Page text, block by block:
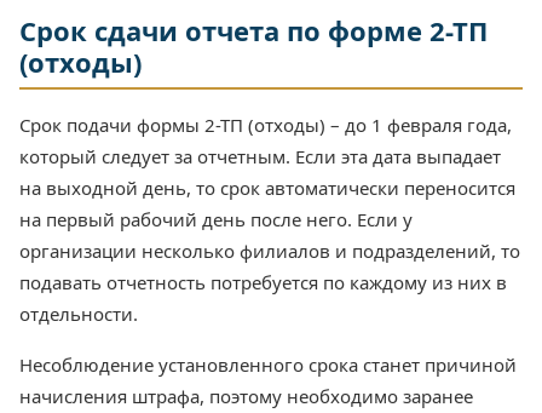
Срок сдачи отчета по форме 2-ТП
(отходы)
Срок подачи формы 2-ТП (отходы) – до 1 февраля года,
который следует за отчетным. Если эта дата выпадает
на выходной день, то срок автоматически переносится
на первый рабочий день после него. Если у
организации несколько филиалов и подразделений, то
подавать отчетность потребуется по каждому из них в
отдельности.
Несоблюдение установленного срока станет причиной
начисления штрафа, поэтому необходимо заранее